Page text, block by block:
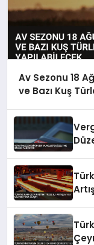
Av Sezonu 18
ve Bazı Kuş